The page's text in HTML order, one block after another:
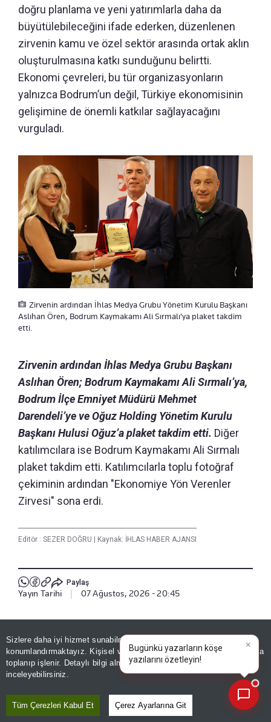
Sizlere daha iyi hizmet sunabilmek adına sitemizde
konumlandırmaktayız. Kişisel verileriniz, KVKK ve GDPR kapsamında
toplanıp işlenir. Detaylı bilgi almak içinAydınlatma Metnimizi
inceleyebilirsiniz.
Tüm Çerezleri Kabul Et Çerez Ayarlarına Git
doğru planlama ve yeni yatırımlarla daha da
büyütülebileceğini ifade ederken, düzenlenen
zirvenin kamu ve özel sektör arasında ortak aklın
oluşturulmasına katkı sunduğunu belirtti.
Ekonomi çevreleri, bu tür organizasyonların
yalnızca Bodrum’un değil, Türkiye ekonomisinin
gelişimine de önemli katkılar sağlayacağını
vurguladı.
Zirvenin ardından İhlas Medya Grubu Yönetim Kurulu Başkanı
Aslıhan Ören, Bodrum Kaymakamı Ali Sırmalı'ya plaket takdim
etti.
Zirvenin ardından İhlas Medya Grubu Başkanı
Aslıhan Ören; Bodrum Kaymakamı Ali Sırmalı’ya,
Bodrum İlçe Emniyet Müdürü Mehmet
Darendeli’ye ve Oğuz Holding Yönetim Kurulu
Başkanı Hulusi Oğuz’a plaket takdim etti. Diğer
katılımcılara ise Bodrum Kaymakamı Ali Sırmalı
plaket takdim etti. Katılımcılarla toplu fotoğraf
çekiminin ardından "Ekonomiye Yön Verenler
Zirvesi" sona erdi.
Editör : SEZER DOĞRU | Kaynak: İHLAS HABER AJANSI
Paylaş
Yayın Tarihi 07 Ağustos, 2026 - 20:45
Ekonomi
Bizi Takip Edin
×
Bugünkü yazarların köşe
yazılarını özet|